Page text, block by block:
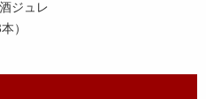
ジュレ
）